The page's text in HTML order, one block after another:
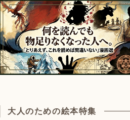
大人のための絵本特集